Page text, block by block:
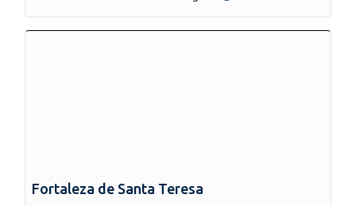
Fortaleza de Santa Teresa